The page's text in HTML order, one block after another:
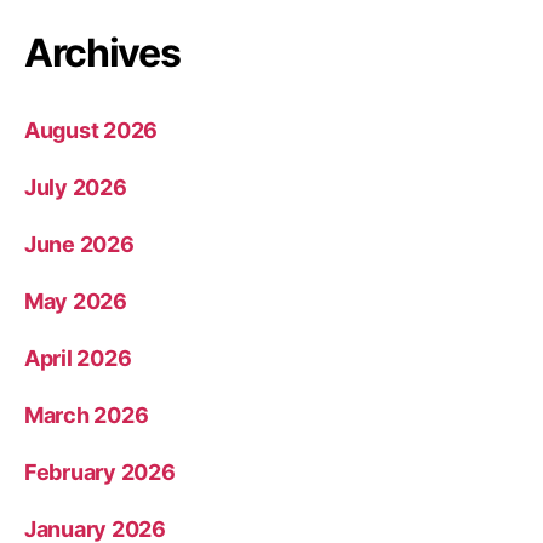
Archives
August 2026
July 2026
June 2026
May 2026
April 2026
March 2026
February 2026
January 2026